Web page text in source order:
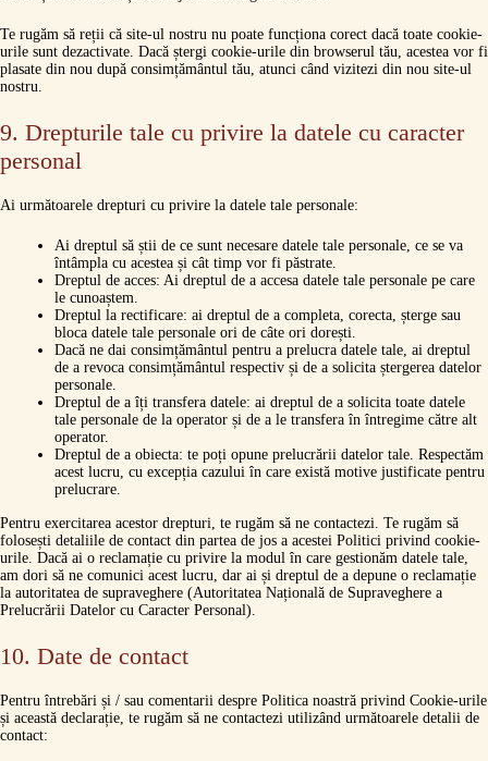
Te rugăm să reții că site-ul nostru nu poate funcționa corect dacă toate cookie-
urile sunt dezactivate. Dacă ștergi cookie-urile din browserul tău, acestea vor fi
plasate din nou după consimțământul tău, atunci când vizitezi din nou site-ul
nostru.
9. Drepturile tale cu privire la datele cu caracter
personal
Ai următoarele drepturi cu privire la datele tale personale:
Ai dreptul să știi de ce sunt necesare datele tale personale, ce se va
întâmpla cu acestea și cât timp vor fi păstrate.
Dreptul de acces: Ai dreptul de a accesa datele tale personale pe care
le cunoaștem.
Dreptul la rectificare: ai dreptul de a completa, corecta, șterge sau
bloca datele tale personale ori de câte ori dorești.
Dacă ne dai consimțământul pentru a prelucra datele tale, ai dreptul
de a revoca consimțământul respectiv și de a solicita ștergerea datelor
personale.
Dreptul de a îți transfera datele: ai dreptul de a solicita toate datele
tale personale de la operator și de a le transfera în întregime către alt
operator.
Dreptul de a obiecta: te poți opune prelucrării datelor tale. Respectăm
acest lucru, cu excepția cazului în care există motive justificate pentru
prelucrare.
Pentru exercitarea acestor drepturi, te rugăm să ne contactezi. Te rugăm să
folosești detaliile de contact din partea de jos a acestei Politici privind cookie-
urile. Dacă ai o reclamație cu privire la modul în care gestionăm datele tale,
am dori să ne comunici acest lucru, dar ai și dreptul de a depune o reclamație
la autoritatea de supraveghere (Autoritatea Națională de Supraveghere a
Prelucrării Datelor cu Caracter Personal).
10. Date de contact
Pentru întrebări și / sau comentarii despre Politica noastră privind Cookie-urile
și această declarație, te rugăm să ne contactezi utilizând următoarele detalii de
contact: